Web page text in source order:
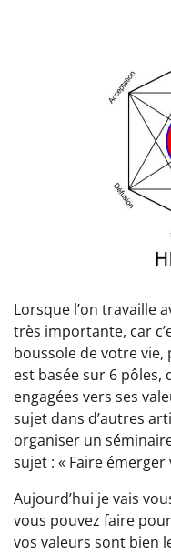
Lorsque l’on travaille
très importante, car
boussole de votre vie,
est basée sur 6 pôles,
engagées vers ses
sujet dans d’autres
organiser un
sujet : « Faire émerger
Aujourd’hui je vais
vous pouvez faire
vos valeurs sont bien